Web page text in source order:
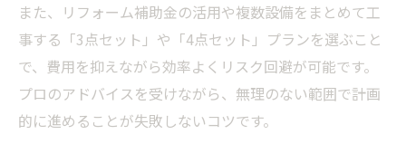
また、リフォーム補助金の活用や複数設備をまとめて工
事する「3点セット」や「4点セット」プランを選ぶこと
で、費用を抑えながら効率よくリスク回避が可能です。
プロのアドバイスを受けながら、無理のない範囲で計画
的に進めることが失敗しないコツです。